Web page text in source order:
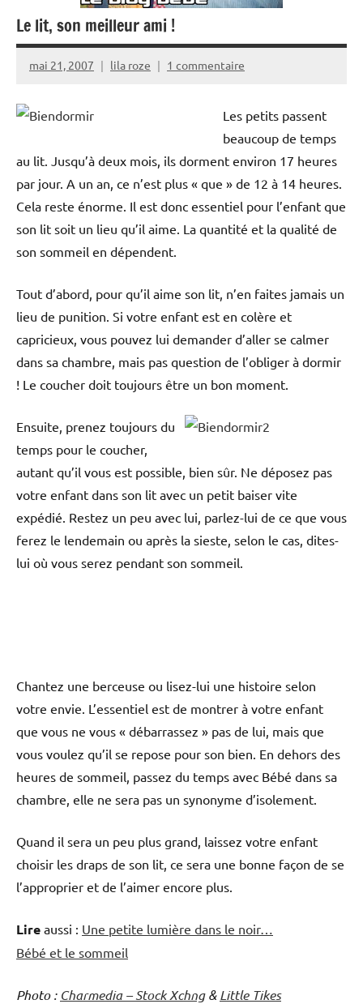
Le lit, son meilleur ami !
mai 21, 2007 lila roze 1 commentaire
Les petits passent
beaucoup de temps
au lit. Jusqu’à deux mois, ils dorment environ 17 heures
par jour. A un an, ce n’est plus « que » de 12 à 14 heures.
Cela reste énorme. Il est donc essentiel pour l’enfant que
son lit soit un lieu qu’il aime. La quantité et la qualité de
son sommeil en dépendent.
Tout d’abord, pour qu’il aime son lit, n’en faites jamais un
lieu de punition. Si votre enfant est en colère et
capricieux, vous pouvez lui demander d’aller se calmer
dans sa chambre, mais pas question de l’obliger à dormir
! Le coucher doit toujours être un bon moment.
Ensuite, prenez toujours du
temps pour le coucher,
autant qu’il vous est possible, bien sûr. Ne déposez pas
votre enfant dans son lit avec un petit baiser vite
expédié. Restez un peu avec lui, parlez-lui de ce que vous
ferez le lendemain ou après la sieste, selon le cas, dites-
lui où vous serez pendant son sommeil.
Chantez une berceuse ou lisez-lui une histoire selon
votre envie. L’essentiel est de montrer à votre enfant
que vous ne vous « débarrassez » pas de lui, mais que
vous voulez qu’il se repose pour son bien. En dehors des
heures de sommeil, passez du temps avec Bébé dans sa
chambre, elle ne sera pas un synonyme d’isolement.
Quand il sera un peu plus grand, laissez votre enfant
choisir les draps de son lit, ce sera une bonne façon de se
l’approprier et de l’aimer encore plus.
Lire aussi : Une petite lumière dans le noir…
Bébé et le sommeil
Photo : Charmedia – Stock Xchng&Little Tikes